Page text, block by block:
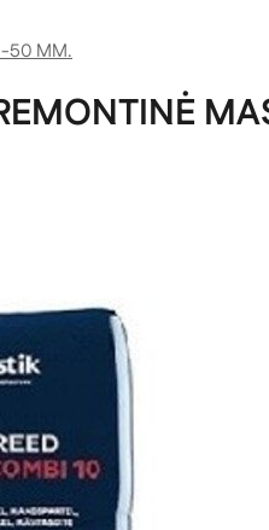
50 MM.